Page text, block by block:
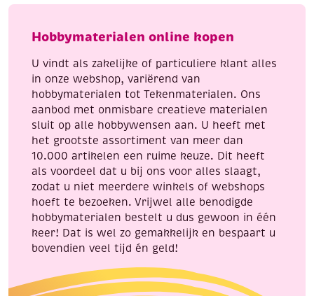
aantal
aantal
Hobbymaterialen online kopen
U vindt als zakelijke of particuliere klant alles
in onze webshop, variërend van
hobbymaterialen tot Tekenmaterialen. Ons
aanbod met onmisbare creatieve materialen
sluit op alle hobbywensen aan. U heeft met
het grootste assortiment van meer dan
10.000 artikelen een ruime keuze. Dit heeft
als voordeel dat u bij ons voor alles slaagt,
zodat u niet meerdere winkels of webshops
hoeft te bezoeken. Vrijwel alle benodigde
hobbymaterialen bestelt u dus gewoon in één
keer! Dat is wel zo gemakkelijk en bespaart u
bovendien veel tijd én geld!